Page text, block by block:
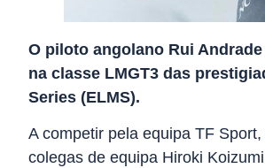
O piloto angolano Rui
na classe LMGT3 das
Series (ELMS).
A competir pela equipa TF
colegas de equipa Hiroki